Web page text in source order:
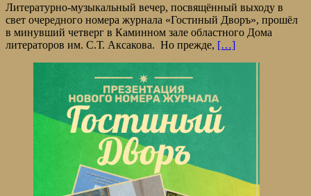
Литературно-музыкальный вечер, посвящённый выходу в
свет очередного номера журнала «Гостиный Дворъ», прошёл
в минувший четверг в Каминном зале областного Дома
литераторов им. С.Т. Аксакова. Но прежде, […]